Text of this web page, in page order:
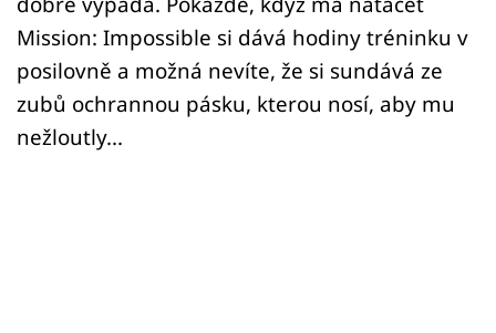
Sledujte nás
Mission: Impossible si dává hodiny tréninku v
posilovně a možná nevíte, že si sundává ze
zubů ochrannou pásku, kterou nosí, aby mu
nežloutly...